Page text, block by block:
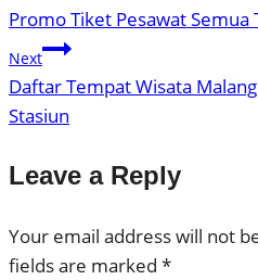
Promo Tiket Pesawat Semua
Next
Daftar Tempat Wisata
Stasiun
Leave a Reply
Your email address will not
fields are marked *